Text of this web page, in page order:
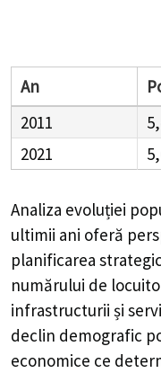
An
2011
2021
Analiza evoluției
ultimii ani oferă
planificarea
numărului de
infrastructurii și
declin demografic
economice ce